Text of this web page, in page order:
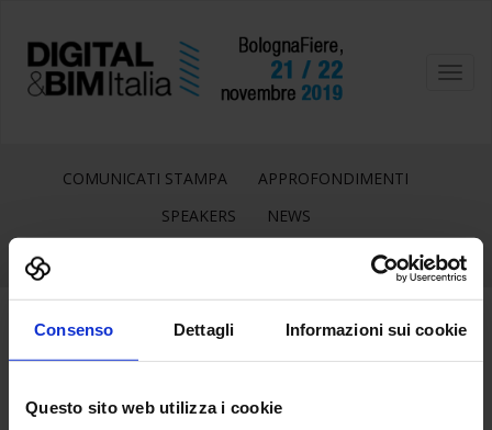
Consenso Dettagli Informazioni sui cookie
Questo sito web utilizza i cookie
COMUNICATI STAMPA
APPROFONDIMENTI
SPEAKERS
NEWS